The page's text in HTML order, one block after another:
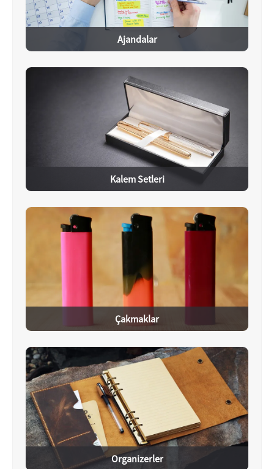
Ajandalar
Kalem Setleri
Çakmaklar
Organizerler